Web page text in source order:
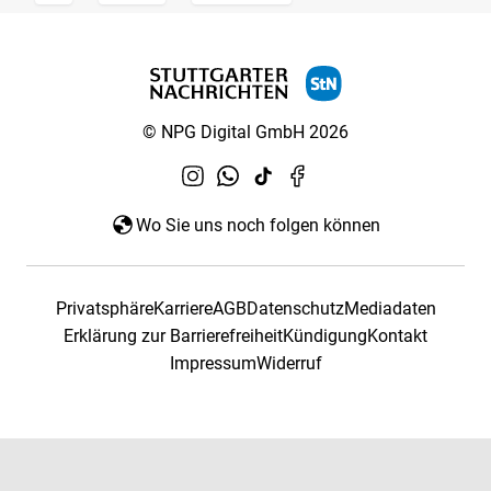
© NPG Digital GmbH 2026
Wo Sie uns noch folgen können
PrivatsphäreKarriereAGBDatenschutzMediadaten
Erklärung zur BarrierefreiheitKündigungKontakt
ImpressumWiderruf